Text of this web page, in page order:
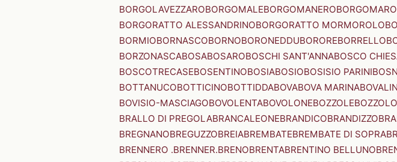
BORGOLAVEZZAROBORGOMALEBORGOMANEROBORGOMARO
BORGORATTO ALESSANDRINOBORGORATTO MORMOROLO
BORMIOBORNASCOBORNOBORONEDDUBOROREBORRELLO
BORZONASCABOSABOSAROBOSCHI SANT'ANNABOSCO
BOSCOTRECASEBOSENTINOBOSIABOSIOBOSISIO PARINI
BOTTANUCOBOTTICINOBOTTIDDABOVABOVA MARINA
BOVISIO-MASCIAGOBOVOLENTABOVOLONEBOZZOLEBOZZOLO
BRALLO DI PREGOLABRANCALEONEBRANDICOBRANDIZZO
BREGNANOBREGUZZOBREIABREMBATEBREMBATE DI SOPRA
BRENNERO .BRENNER.BRENOBRENTABRENTINO BELLUNO